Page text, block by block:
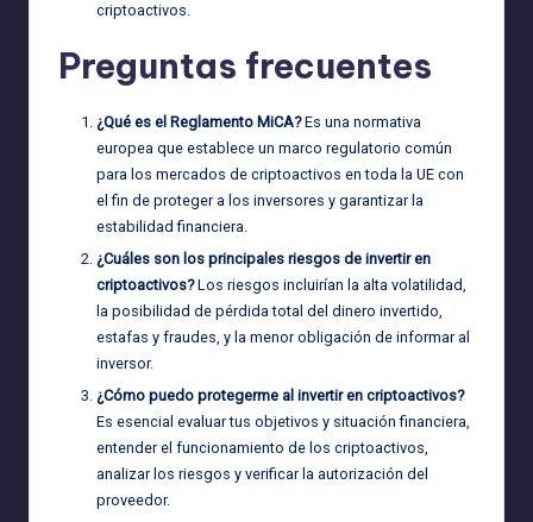
criptoactivos.
Preguntas frecuentes
¿Qué es el Reglamento MiCA?Es una normativa
europea que establece un marco regulatorio común
para los mercados de criptoactivos en toda la UE con
el fin de proteger a los inversores y garantizar la
estabilidad financiera.
¿Cuáles son los principales riesgos de invertir en
criptoactivos?Los riesgos incluirían la alta volatilidad,
la posibilidad de pérdida total del dinero invertido,
estafas y fraudes, y la menor obligación de informar al
inversor.
¿Cómo puedo protegerme al invertir en criptoactivos?
Es esencial evaluar tus objetivos y situación financiera,
entender el funcionamiento de los criptoactivos,
analizar los riesgos y verificar la autorización del
proveedor.